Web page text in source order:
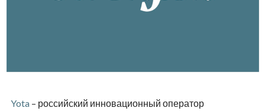
Yota– российский инновационный оператор